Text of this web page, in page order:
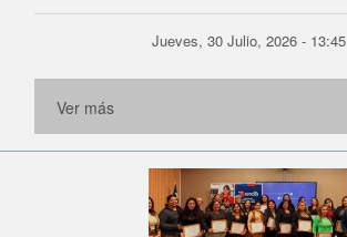
Jueves, 30 Julio, 2026 - 13:45
Ver más